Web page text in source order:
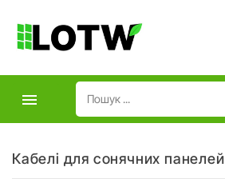

Кабелі для сонячних панелей